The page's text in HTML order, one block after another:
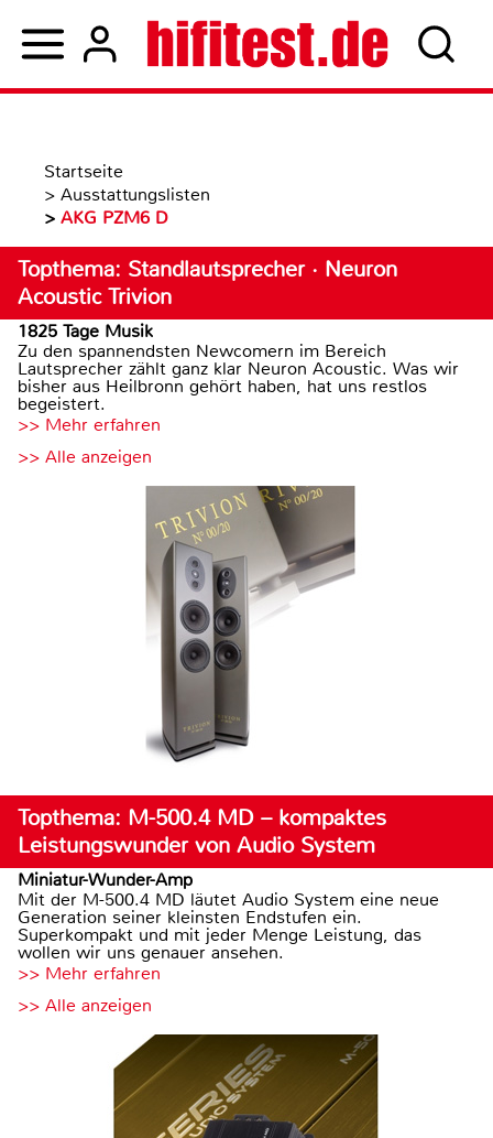
Startseite
> Ausstattungslisten
> AKG PZM6 D
Topthema: Standlautsprecher · Neuron
Acoustic Trivion
1825 Tage Musik
Zu den spannendsten Newcomern im Bereich
Lautsprecher zählt ganz klar Neuron Acoustic. Was wir
bisher aus Heilbronn gehört haben, hat uns restlos
begeistert.
>> Mehr erfahren
>> Alle anzeigen
Topthema: M-500.4 MD – kompaktes
Leistungswunder von Audio System
Miniatur-Wunder-Amp
Mit der M-500.4 MD läutet Audio System eine neue
Generation seiner kleinsten Endstufen ein.
Superkompakt und mit jeder Menge Leistung, das
wollen wir uns genauer ansehen.
>> Mehr erfahren
>> Alle anzeigen